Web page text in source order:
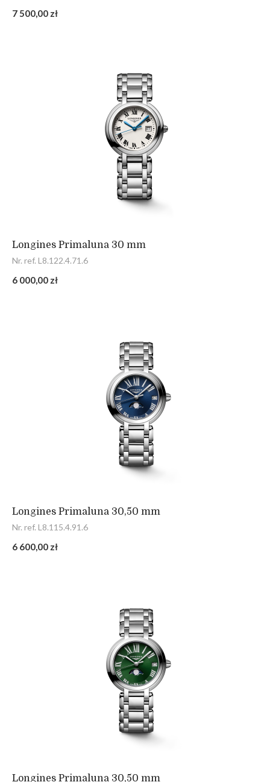
7 500,00 zł
Longines Primaluna 30 mm
Nr. ref. L8.122.4.71.6
6 000,00 zł
Longines Primaluna 30,50 mm
Nr. ref. L8.115.4.91.6
6 600,00 zł
Longines Primaluna 30,50 mm